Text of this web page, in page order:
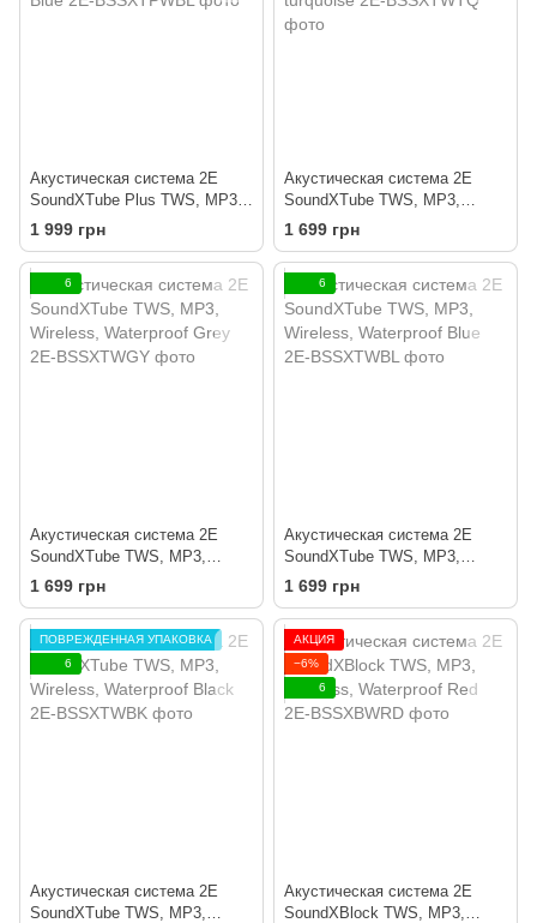
Акустическая система 2E
SoundXTube Plus TWS, MP3,
Wireless, Waterproof Blue
1 999 грн
Акустическая система 2E
SoundXTube TWS, MP3,
Wireless, Waterproof turquoise
1 699 грн
6
Акустическая система 2E
SoundXTube TWS, MP3,
Wireless, Waterproof Grey
1 699 грн
6
Акустическая система 2E
SoundXTube TWS, MP3,
Wireless, Waterproof Blue
1 699 грн
ПОВРЕЖДЕННАЯ УПАКОВКА
6
Акустическая система 2E
SoundXTube TWS, MP3,
АКЦИЯ
−6%
6
Акустическая система 2E
SoundXBlock TWS, MP3,